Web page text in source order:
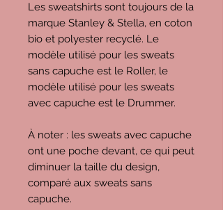
Les sweatshirts sont toujours de la
marque Stanley & Stella, en coton
bio et polyester recyclé. Le
modèle utilisé pour les sweats
sans capuche est le Roller, le
modèle utilisé pour les sweats
avec capuche est le Drummer.
À noter : les sweats avec capuche
ont une poche devant, ce qui peut
diminuer la taille du design,
comparé aux sweats sans
capuche.